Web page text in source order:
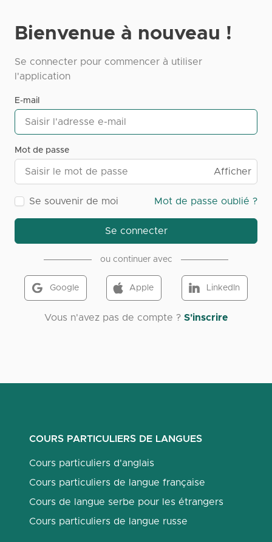
Bienvenue à nouveau !
Se connecter pour commencer à utiliser
l'application
E-mail
Mot de passe
Afficher
Se souvenir de moi Mot de passe oublié ?
Se connecter
ou continuer avec
Google Apple LinkedIn
Vous n'avez pas de compte ? S'inscrire
COURS PARTICULIERS DE LANGUES
Cours particuliers d'anglais
Cours particuliers de langue française
Cours de langue serbe pour les étrangers
Cours particuliers de langue russe